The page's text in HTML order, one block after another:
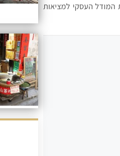
העסקי למציאות